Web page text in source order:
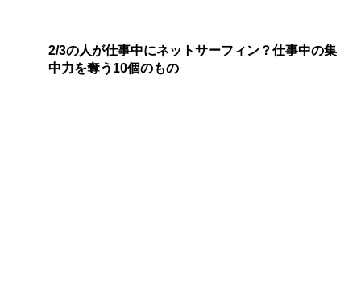
2/3の人が仕事中にネットサーフィン？仕事中の集
中力を奪う10個のもの